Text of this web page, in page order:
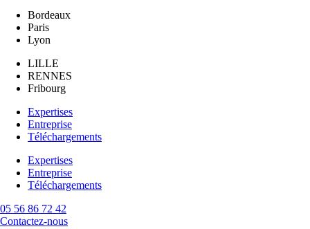
Bordeaux
Paris
Lyon
LILLE
RENNES
Fribourg
Expertises
Entreprise
Téléchargements
Expertises
Entreprise
Téléchargements
05 56 86 72 42
Contactez-nous